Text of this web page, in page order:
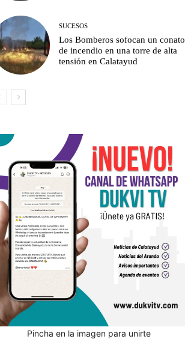
SUCESOS
Los Bomberos sofocan un conato
de incendio en una torre de alta
tensión en Calatayud
Pincha en la imagen para unirte